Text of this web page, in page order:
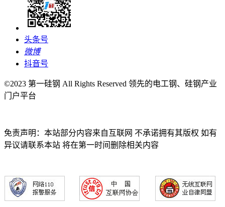
头条号
微博
抖音号
©2023 第一硅钢 All Rights Reserved 领先的电工钢、硅钢产业
门户平台
免责声明：本站部分内容来自互联网 不承诺拥有其版权 如有
异议请联系本站 将在第一时间删除相关内容